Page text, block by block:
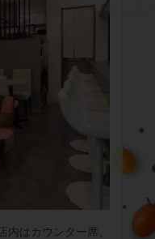
内はカウンター席、